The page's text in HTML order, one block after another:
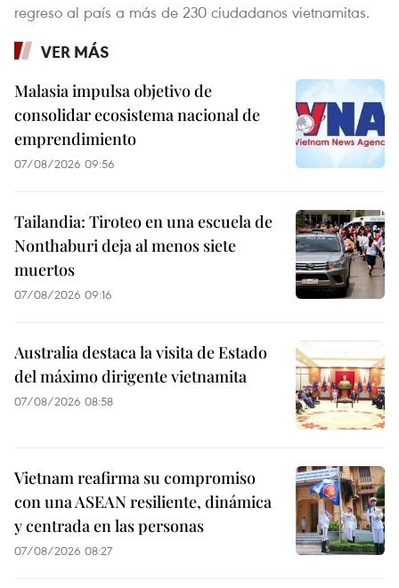
regreso al país a más de 230 ciudadanos vietnamitas.
VER MÁS
Malasia impulsa objetivo de
consolidar ecosistema nacional de
emprendimiento
07/08/2026 09:56
Tailandia: Tiroteo en una escuela de
Nonthaburi deja al menos siete
muertos
07/08/2026 09:16
Australia destaca la visita de Estado
del máximo dirigente vietnamita
07/08/2026 08:58
Vietnam reafirma su compromiso
con una ASEAN resiliente, dinámica
y centrada en las personas
07/08/2026 08:27